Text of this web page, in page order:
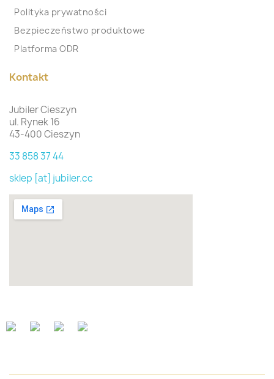
Polityka prywatności
Bezpieczeństwo produktowe
Platforma ODR
Kontakt
Jubiler Cieszyn
ul. Rynek 16
43-400 Cieszyn
33 858 37 44
sklep [at] jubiler.cc